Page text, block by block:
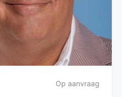
Op aanvraag